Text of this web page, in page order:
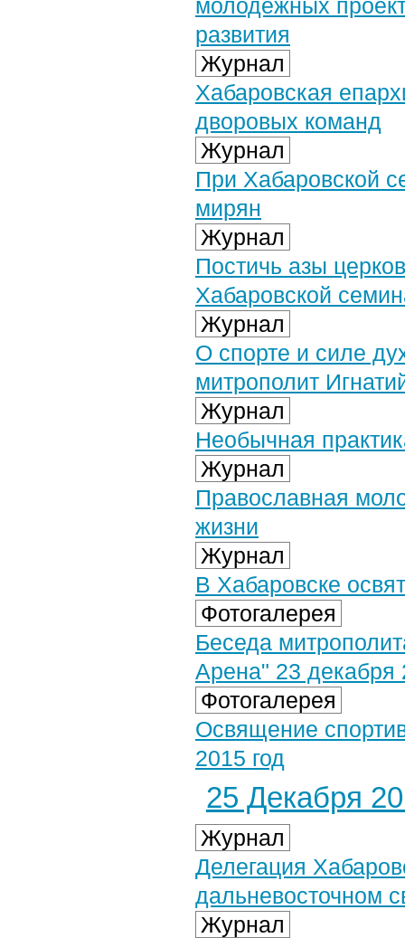
молодежных
развития
Журнал
Хабаровская
дворовых команд
Журнал
При Хабаровской
мирян
Журнал
Постичь азы
Хабаровской
Журнал
О спорте и силе
митрополит
Журнал
Необычная
Журнал
Православная
жизни
Журнал
В Хабаровске
Фотогалерея
Беседа
Арена" 23 декабря
Фотогалерея
Освящение
2015 год
25 Декабря
Журнал
Делегация
дальневосточном
Журнал